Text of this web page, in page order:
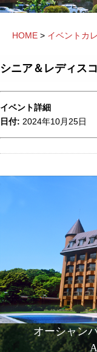
HOME > イベントカ
シニア＆レディス
イベント詳細
日付: 2024年10月25日
オーシャン